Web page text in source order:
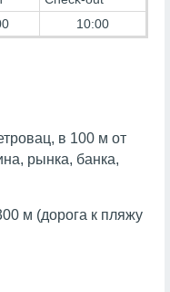
10:00
в 100 м от
рынка, банка,
м (дорога к пляжу